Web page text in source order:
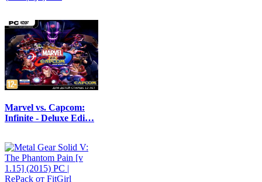
Marvel vs. Capcom:
Infinite - Deluxe Edi…